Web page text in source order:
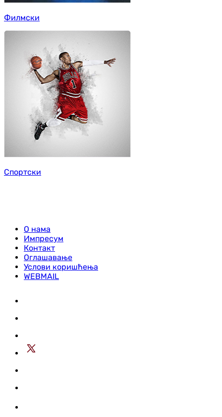
Филмски
Спортски
О нама
Импресум
Контакт
Оглашавање
Услови коришћења
WEBMAIL